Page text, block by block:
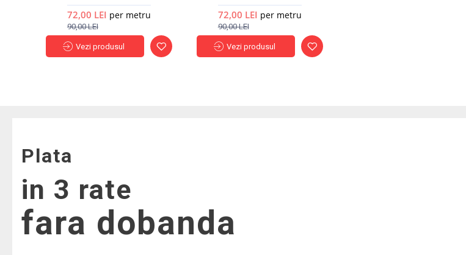
72,00 LEI per metru
90,00 LEI
Vezi produsul
72,00 LEI per metru
90,00 LEI
Vezi produsul
Plata
in 3 rate
fara dobanda